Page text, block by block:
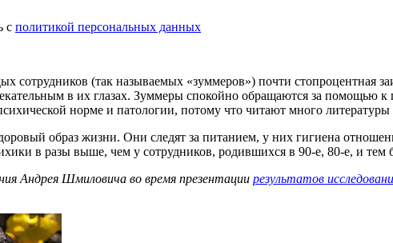
с политикой персональных данных
сотрудников (так называемых «зуммеров») почти стопроцентная
в их глазах. Зуммеры спокойно обращаются за помощью
норме и патологии, потому что читают много литературы
образ жизни. Они следят за питанием, у них гигиена
в разы выше, чем у сотрудников, родившихся в 90-е, 80-е, и тем
Андрея Шмиловича во время презентации результатов